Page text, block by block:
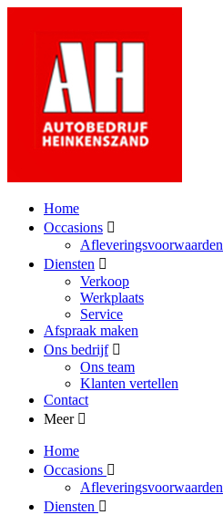
Home
Occasions
Afleveringsvoorwaarden
Diensten
Verkoop
Werkplaats
Service
Afspraak maken
Ons bedrijf
Ons team
Klanten vertellen
Contact
Meer
Home
Occasions
Afleveringsvoorwaarden
Diensten